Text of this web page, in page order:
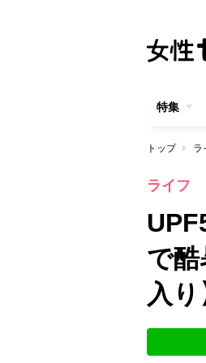
特集
トップ ラ
ライフ
で
入り